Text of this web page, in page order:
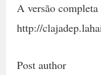
A versão
http://
Post author